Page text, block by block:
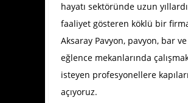
hayatı sektöründe uzun
faaliyet gösteren köklü bir
Aksaray Pavyon, pavyon, bar ve
eğlence mekanlarında
isteyen profesyonellere
açıyoruz.